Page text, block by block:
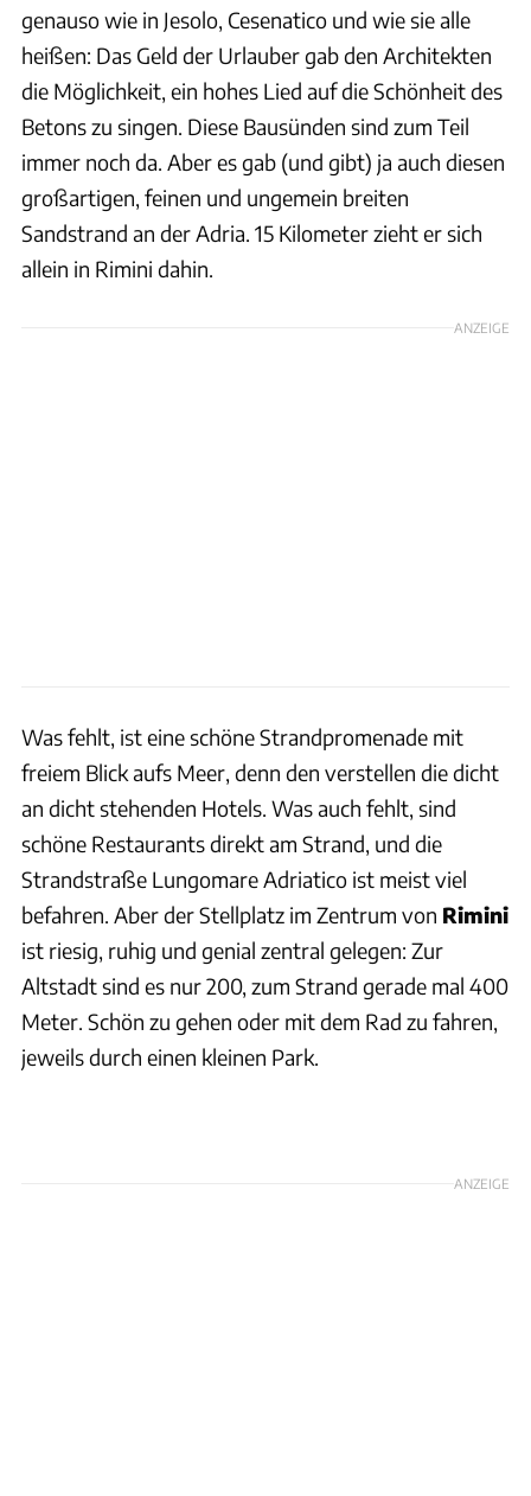
genauso wie in Jesolo, Cesenatico und wie sie alle
heißen: Das Geld der Urlauber gab den Architekten
die Möglichkeit, ein hohes Lied auf die Schönheit des
Betons zu singen. Diese Bausünden sind zum Teil
immer noch da. Aber es gab (und gibt) ja auch diesen
großartigen, feinen und ungemein breiten
Sandstrand an der Adria. 15 Kilometer zieht er sich
allein in Rimini dahin.
ANZEIGE
Was fehlt, ist eine schöne Strandpromenade mit
freiem Blick aufs Meer, denn den verstellen die dicht
an dicht stehenden Hotels. Was auch fehlt, sind
schöne Restaurants direkt am Strand, und die
Strandstraße Lungomare Adriatico ist meist viel
befahren. Aber der Stellplatz im Zentrum von Rimini
ist riesig, ruhig und genial zentral gelegen: Zur
Altstadt sind es nur 200, zum Strand gerade mal 400
Meter. Schön zu gehen oder mit dem Rad zu fahren,
jeweils durch einen kleinen Park.
ANZEIGE